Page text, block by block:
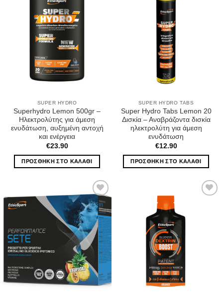
επιλογές
μπορούν
να
στη
σελίδα
του
προϊόντος
SUPER HYDRO
Superhydro Lemon 500gr –
Ηλεκτρολύτης για άμεση
ενυδάτωση, αυξημένη αντοχή
και ενέργεια
€23.90
ΠΡΟΣΘΉΚΗ ΣΤΟ ΚΑΛΆΘΙ
SUPER HYDRO TABS
Super Hydro Tabs Lemon 20
Δισκία – Αναβράζοντα δισκία
ηλεκτρολύτη για άμεση
ενυδάτωση
€12.90
ΠΡΟΣΘΉΚΗ ΣΤΟ ΚΑΛΆΘΙ
Wishlist